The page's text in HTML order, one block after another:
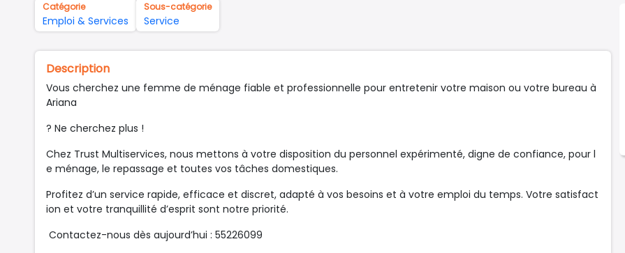
Catégorie
Emploi & Services
Sous-catégorie
Service
Description
Vous cherchez une femme de ménage fiable et professionnelle pour entretenir votre maison ou votre bureau à
Ariana
? Ne cherchez plus !
Chez Trust Multiservices, nous mettons à votre disposition du personnel expérimenté, digne de confiance, pour l
e ménage, le repassage et toutes vos tâches domestiques.
Profitez d’un service rapide, efficace et discret, adapté à vos besoins et à votre emploi du temps. Votre satisfact
ion et votre tranquillité d’esprit sont notre priorité.
Contactez-nous dès aujourd’hui : 55226099